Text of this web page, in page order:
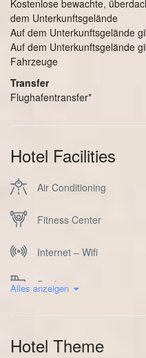
Kostenlose bewachte,
dem Unterkunftsgelände
Auf dem Unterkunftsgelände
Auf dem Unterkunftsgelände
Fahrzeuge
Transfer
Flughafentransfer*
Hotel Facilities
Air Conditioning
Fitness Center
Internet – Wifi
Pool
Alles anzeigen
Hotel Theme